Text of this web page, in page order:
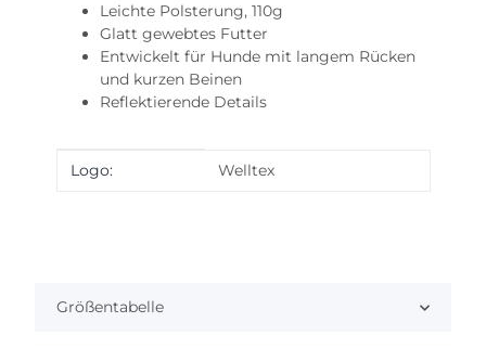
Leichte Polsterung, 110g
Glatt gewebtes Futter
Entwickelt für Hunde mit langem Rücken
und kurzen Beinen
Reflektierende Details
Produkteigenschaft
Wert
Logo: Welltex
Größentabelle